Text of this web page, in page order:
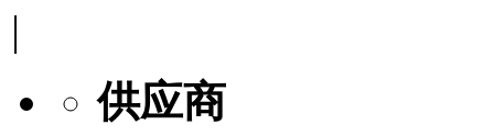
|
供应商